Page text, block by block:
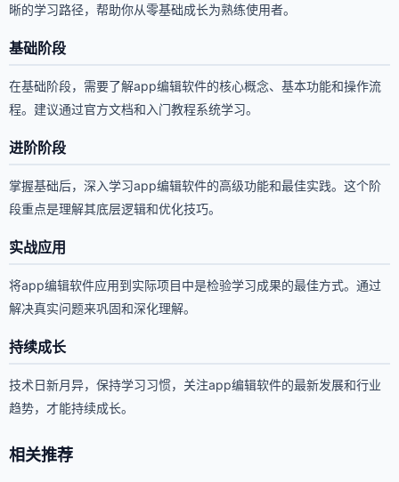
晰的学习路径，帮助你从零基础成长为熟练使用者。
基础阶段
在基础阶段，需要了解app编辑软件的核心概念、基本功能和操作流
程。建议通过官方文档和入门教程系统学习。
进阶阶段
掌握基础后，深入学习app编辑软件的高级功能和最佳实践。这个阶
段重点是理解其底层逻辑和优化技巧。
实战应用
将app编辑软件应用到实际项目中是检验学习成果的最佳方式。通过
解决真实问题来巩固和深化理解。
持续成长
技术日新月异，保持学习习惯，关注app编辑软件的最新发展和行业
趋势，才能持续成长。
相关推荐